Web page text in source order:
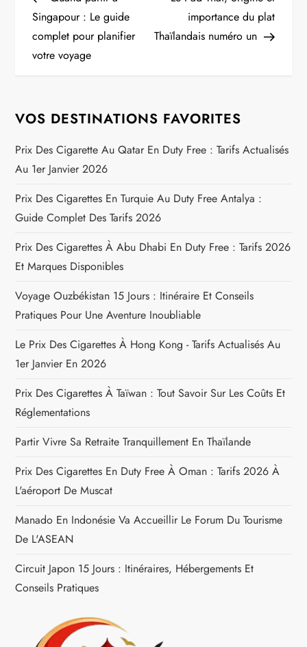
a
v
g
a
t
i
o
n
d
e
l
’
a
r
t
i
c
l
e
Singapour : Le guide
complet pour planifier
votre voyage
importance du plat
Thaïlandais numéro un
VOS DESTINATIONS FAVORITES
Prix Des Cigarette Au Qatar En Duty Free : Tarifs Actualisés
Au 1er Janvier 2026
Prix Des Cigarettes En Turquie Au Duty Free Antalya :
Guide Complet Des Tarifs 2026
Prix Des Cigarettes À Abu Dhabi En Duty Free : Tarifs 2026
Et Marques Disponibles
Voyage Ouzbékistan 15 Jours : Itinéraire Et Conseils
Pratiques Pour Une Aventure Inoubliable
Le Prix Des Cigarettes À Hong Kong - Tarifs Actualisés Au
1er Janvier En 2026
Prix Des Cigarettes À Taïwan : Tout Savoir Sur Les Coûts Et
Réglementations
Partir Vivre Sa Retraite Tranquillement En Thaïlande
Prix Des Cigarettes En Duty Free À Oman : Tarifs 2026 À
L'aéroport De Muscat
Manado En Indonésie Va Accueillir Le Forum Du Tourisme
De L'ASEAN
Circuit Japon 15 Jours : Itinéraires, Hébergements Et
Conseils Pratiques